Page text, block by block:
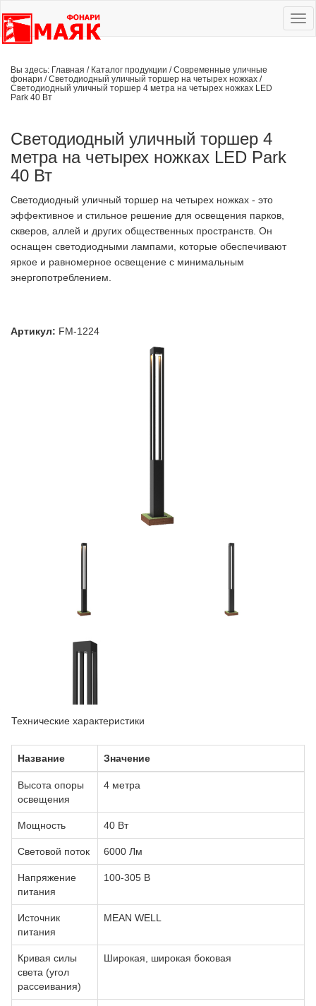
Вы здесь: Главная / Каталог продукции /Современные уличные
фонари /Светодиодный уличный торшер на четырех ножках /
Светодиодный уличный торшер 4 метра на четырех ножках LED
Park 40 Вт
Светодиодный уличный торшер 4
метра на четырех ножках LED Park
40 Вт
Светодиодный уличный торшер на четырех ножках - это
эффективное и стильное решение для освещения парков,
скверов, аллей и других общественных пространств. Он
оснащен светодиодными лампами, которые обеспечивают
яркое и равномерное освещение с минимальным
энергопотреблением.
Артикул: FM-1224
Технические характеристики
Название Значение
Высота опоры
освещения
4 метра
Мощность 40 Вт
Световой поток 6000 Лм
Напряжение
питания
100-305 В
Источник
питания
MEAN WELL
Кривая силы
света (угол
рассеивания)
Широкая, широкая боковая